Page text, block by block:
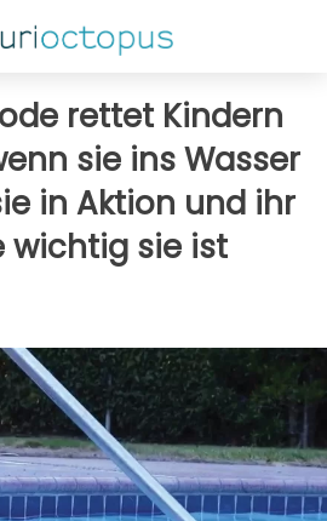
rettet Kindern
sie ins Wasser
in Aktion und ihr
wichtig sie ist